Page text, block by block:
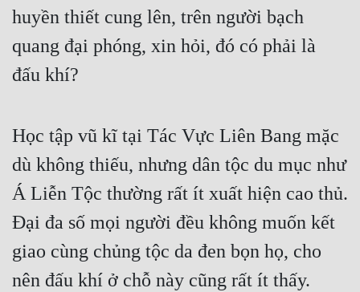
huyền thiết cung lên, trên người bạch
quang đại phóng, xin hỏi, đó có phải là
đấu khí?
Học tập vũ kĩ tại Tác Vực Liên Bang mặc
dù không thiếu, nhưng dân tộc du mục như
Á Liễn Tộc thường rất ít xuất hiện cao thủ.
Đại đa số mọi người đều không muốn kết
giao cùng chủng tộc da đen bọn họ, cho
nên đấu khí ở chỗ này cũng rất ít thấy.